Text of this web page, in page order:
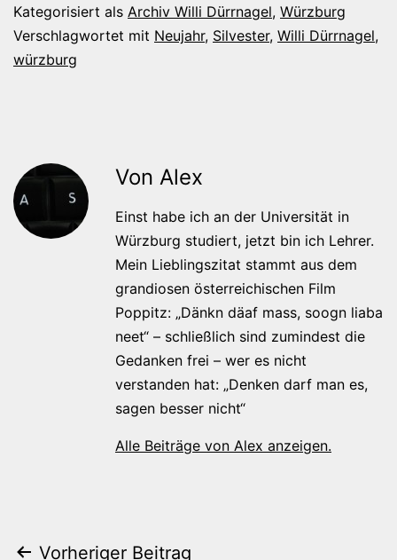
Kategorisiert als Archiv Willi Dürrnagel, Würzburg
Verschlagwortet mit Neujahr, Silvester, Willi Dürrnagel,
würzburg
Von Alex
Einst habe ich an der Universität in
Würzburg studiert, jetzt bin ich Lehrer.
Mein Lieblingszitat stammt aus dem
grandiosen österreichischen Film
Poppitz: „Dänkn däaf mass, soogn liaba
neet“ – schließlich sind zumindest die
Gedanken frei – wer es nicht
verstanden hat: „Denken darf man es,
sagen besser nicht“
Alle Beiträge von Alex anzeigen.
Vorheriger Beitrag